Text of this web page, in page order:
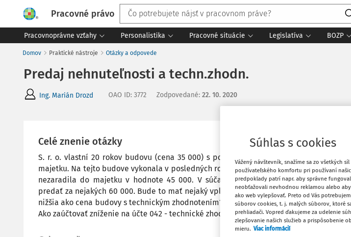
Pracovné právo
Pracovnoprávne vzťahy Personalistika Pracovné situácie Legislatíva BOZP
Domov Praktické nástroje Otázky a odpovede
Predaj nehnuteľnosti a techn.zhodn.
Ing. Marián Drozd OAO ID: 3772 Zodpovedané: 22. 10. 2020
Celé znenie otázky
S. r. o. vlastní 20 rokov budovu (cena 35 000) s pozemkom(10 000), ktoré má
majetku. Na tejto budove vykonala v posledných rokoch technické zhodnotenie, ktoré
nezaradila do majetku v hodnote 45 000. V súčasnosti chce túto budovu s
predať za nejakých 60 000. Bude to mať nejaký vplyv na základ dane, ak je predajná
nižšia ako cena budovy s technickým zhodnotením? A čo DPH z technnického
Ako zaúčtovať zníženie na účte 042 - technické zhodnotenie budovy?
Súhlas s cookies
Vážený návštevník, snažíme sa zo všetkých
používateľského komfortu pri používaní
predpoklady patrí napr. aby správne
neobťažovali nevhodnou reklamou alebo
ako web vylepšovať. Preto od Vás
súborov cookies, t. j. malých súborov, ktoré
prehliadači. Vopred ďakujeme za udelenie
zlepšovanie našich služieb a prispôsobenie
mieru. Viac informácií